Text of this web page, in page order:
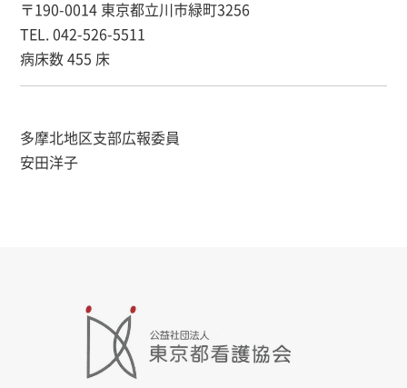
〒190-0014 東京都立川市緑町3256
TEL. 042-526-5511
病床数 455 床
多摩北地区支部広報委員
安田洋子